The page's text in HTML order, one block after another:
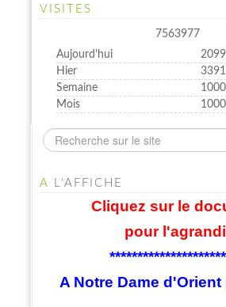
VISITES
7563977
Aujourd'hui
Hier
Semaine
Mois
A L'AFFICHE
Cliquez sur le
pour
A Notre Dame